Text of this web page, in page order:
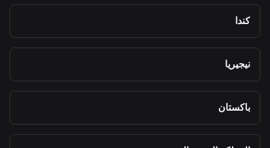
كندا
نيجيريا
باكستان